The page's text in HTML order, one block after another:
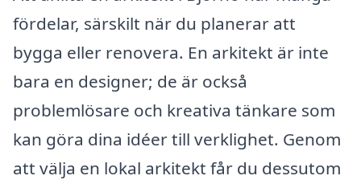
fördelar, särskilt när du planerar att
bygga eller renovera. En arkitekt är inte
bara en designer; de är också
problemlösare och kreativa tänkare som
kan göra dina idéer till verklighet. Genom
att välja en lokal arkitekt får du dessutom